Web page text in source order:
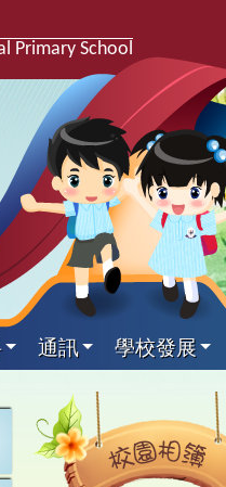
Primary School
通訊 學校發展
關於
學校資料
校長的話
學校
最新消息
學校發
計劃,報告及
主要
中文
英文
學生
學生支援組
言語能力提
興趣及
課後興趣班
校隊活動
學生得
25-26得獎
24-25得獎
校園
校園相簿
校園電台
學校附
家長教師會
校友會